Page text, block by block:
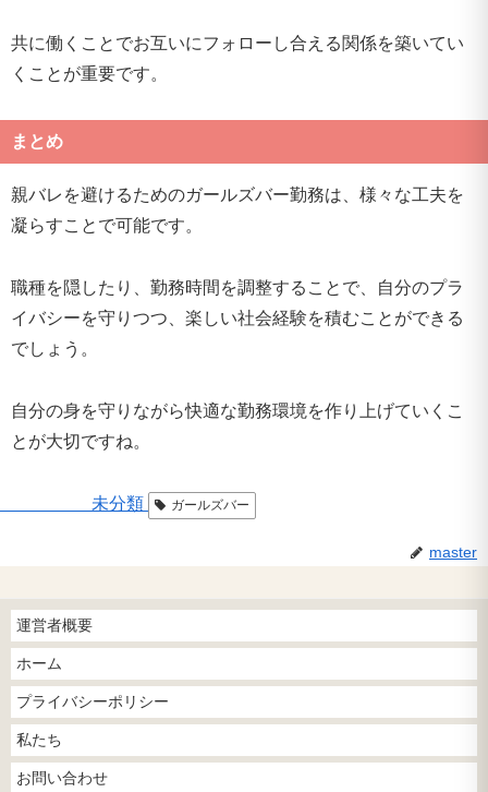
共に働くことでお互いにフォローし合える関係を築いてい
くことが重要です。
まとめ
親バレを避けるためのガールズバー勤務は、様々な工夫を
凝らすことで可能です。
職種を隠したり、勤務時間を調整することで、自分のプラ
イバシーを守りつつ、楽しい社会経験を積むことができる
でしょう。
自分の身を守りながら快適な勤務環境を作り上げていくこ
とが大切ですね。
未分類 ガールズバー
master
運営者概要
ホーム
プライバシーポリシー
私たち
お問い合わせ